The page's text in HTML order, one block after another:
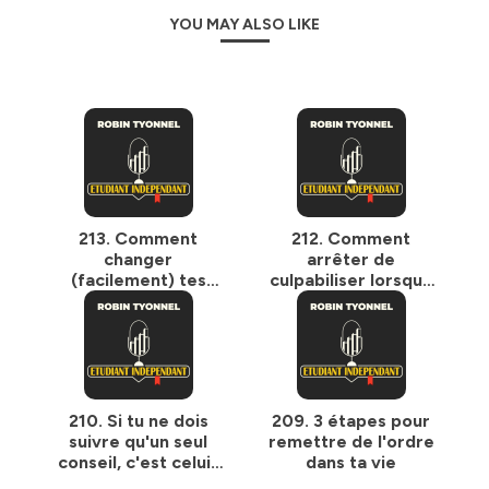
Mon Instagram:
https://www.instagram.com/robintyonnel/
confidentialitepour plus d'informations.
YOU MAY ALSO LIKE
213. Comment
changer
(facilement) tes
habitudes
212. Comment
arrêter de
culpabiliser lorsque
l'on n'est pas à
100% ?
210. Si tu ne dois
suivre qu'un seul
conseil, c'est celui-
209. 3 étapes pour
remettre de l'ordre
dans ta vie